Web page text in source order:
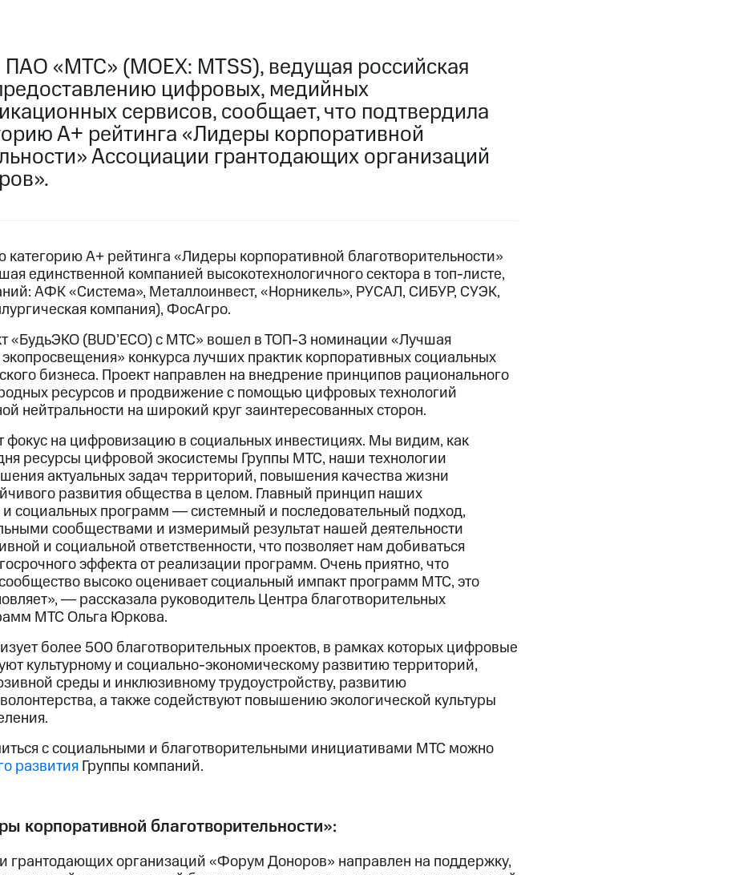
«МТС» (MOEX: MTSS), ведущая российская
цифровых, медийных
сервисов, сообщает, что подтвердила
А+ рейтинга «Лидеры корпоративной
Ассоциации грантодающих организаций
А+ рейтинга «Лидеры корпоративной благотворительности»
единственной компанией высокотехнологичного сектора в топ-листе,
АФК «Система», Металлоинвест, «Норникель», РУСАЛ, СИБУР, СУЭК,
компания), ФосАгро.
«БудьЭКО (BUD’ECO) с МТС» вошел в ТОП-3 номинации «Лучшая
конкурса лучших практик корпоративных социальных
бизнеса. Проект направлен на внедрение принципов рационального
ресурсов и продвижение с помощью цифровых технологий
нейтральности на широкий круг заинтересованных сторон.
на цифровизацию в социальных инвестициях. Мы видим, как
ресурсы цифровой экосистемы Группы МТС, наши технологии
актуальных задач территорий, повышения качества жизни
развития общества в целом. Главный принцип наших
и социальных программ ― системный и последовательный подход,
сообществами и измеримый результат нашей деятельности
и социальной ответственности, что позволяет нам добиваться
эффекта от реализации программ. Очень приятно, что
высоко оценивает социальный импакт программ МТС, это
― рассказала руководитель Центра благотворительных
МТС Ольга Юркова.
более 500 благотворительных проектов, в рамках которых цифровые
культурному и социально-экономическому развитию территорий,
среды и инклюзивному трудоустройству, развитию
а также содействуют повышению экологической культуры
с социальными и благотворительными инициативами МТС можно
развитияГруппы компаний.
корпоративной благотворительности»:
грантодающих организаций «Форум Доноров» направлен на поддержку,